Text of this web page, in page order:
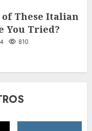
of These Italian
You Tried?
810
in a Retro